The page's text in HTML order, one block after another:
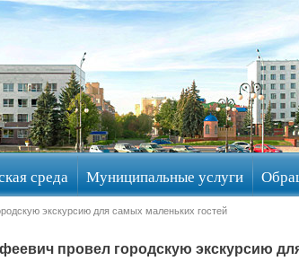
среда Муниципальные услуги
экскурсию для самых маленьких гостей
провел городскую экскурсию